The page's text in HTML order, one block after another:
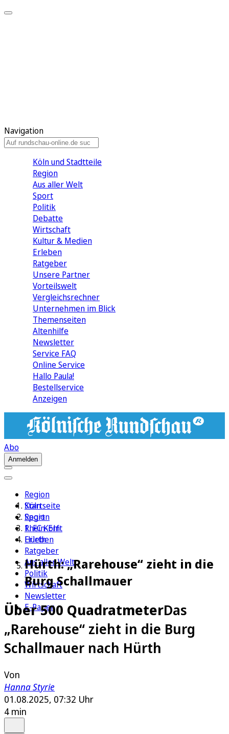
Navigation
Köln und Stadtteile
Region
Aus aller Welt
Sport
Politik
Debatte
Wirtschaft
Kultur & Medien
Erleben
Ratgeber
Unsere Partner
Vorteilswelt
Vergleichsrechner
Unternehmen im Blick
Themenseiten
Altenhilfe
Newsletter
Service FAQ
Online Service
Hallo Paula!
Bestellservice
Anzeigen
Abo
Anmelden
Region
Köln
Sport
1. FC Köln
Erleben
Ratgeber
Aus aller Welt
Politik
Wirtschaft
Newsletter
E-Paper
Startseite
Region
Rhein-Erft
Hürth
Hürth: „Rarehouse“ zieht in die
Burg Schallmauer
Über 500 QuadratmeterDas
„Rarehouse“ zieht in die Burg
Schallmauer nach Hürth
Von
Hanna Styrie
01.08.2025, 07:32 Uhr
4 min